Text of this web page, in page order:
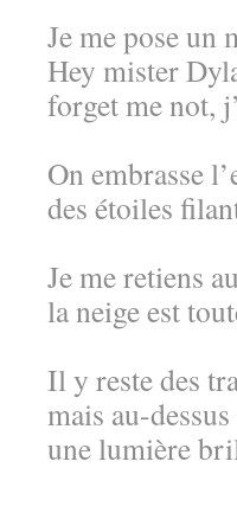
Je me pose un
Hey mister
forget me not,
On embrasse
des étoiles
Je me retiens
la neige est
Il y reste des
mais au-
une lumière